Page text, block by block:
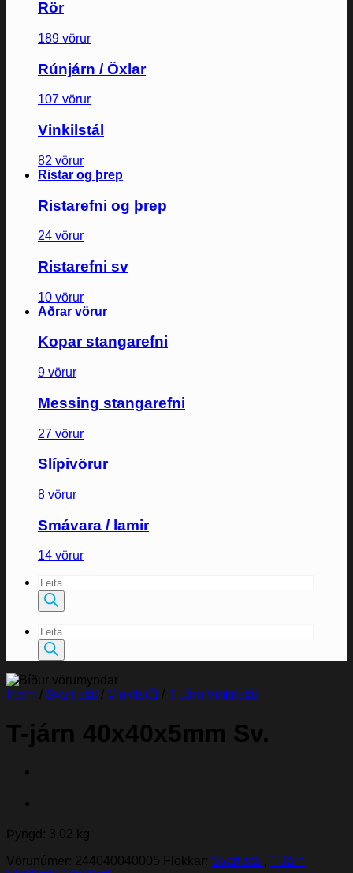
Rör
189 vörur
Rúnjárn / Öxlar
107 vörur
Vinkilstál
82 vörur
Ristar og þrep
Ristarefni og þrep
24 vörur
Ristarefni sv
10 vörur
Aðrar vörur
Kopar stangarefni
9 vörur
Messing stangarefni
27 vörur
Slípivörur
8 vörur
Smávara / lamir
14 vörur
Products
search
Products
search
Heim / Svart stál / Vinkilstál / T-Járn Vinkilstál
T-járn 40x40x5mm Sv.
Þyngd: 3,02 kg
Vörunúmer: 244040040005 Flokkar: Svart stál , T-Járn